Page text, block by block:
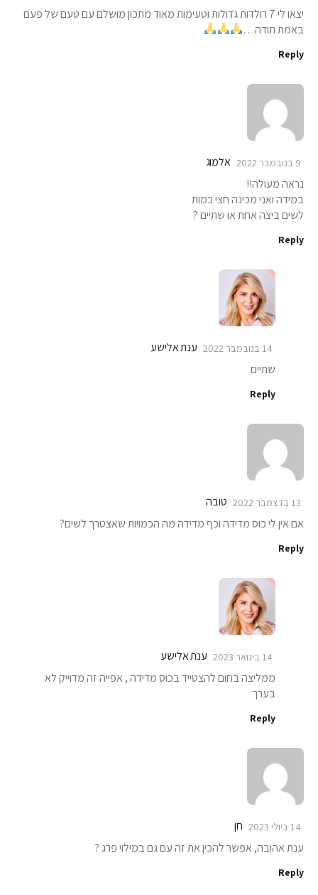
יצאו לי 7 רולדות גדולות וטעימות מאוד מתכון מושלם עם טעם של פעם
באמת תודה…
Reply
אלמוג 9 בנובמבר 2022
נראה מעולה!!
במידה ואני מכינה חצי כמות
לשים ביצה אחת או שתיים ?
Reply
ענת אלישע 14 בנובמבר 2022
שתיים
Reply
טובה 13 בדצמבר 2022
אם אין לי כוס מדידה וכף מדידה מה הכמויות שאצטרך לשים?
Reply
ענת אלישע 14 בינואר 2023
ממליצה בחום להצטייד בכוס מדידה , אפייה זה מדוייק לא
בערך
Reply
חן 14 ביולי 2023
ענת אהובה, אפשר להכין את זה עם גם במילוי פרג ?
Reply